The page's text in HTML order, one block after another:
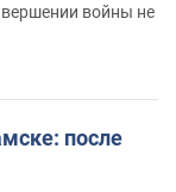
войны не
после